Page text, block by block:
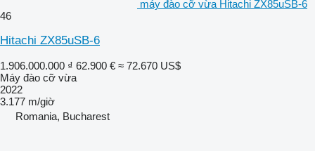
máy đào cỡ vừa Hitachi ZX85uSB-6
46
Hitachi ZX85uSB-6
1.906.000.000 ₫ 62.900 € ≈ 72.670 US$
Máy đào cỡ vừa
2022
3.177 m/giờ
Romania, Bucharest